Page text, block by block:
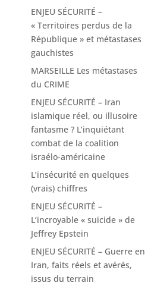
ENJEU SÉCURITÉ –
« Territoires perdus de la
République » et métastases
gauchistes
MARSEILLE Les métastases
du CRIME
ENJEU SÉCURITÉ – Iran
islamique réel, ou illusoire
fantasme ? L’inquiétant
combat de la coalition
israélo-américaine
L’insécurité en quelques
(vrais) chiffres
ENJEU SÉCURITÉ –
L’incroyable « suicide » de
Jeffrey Epstein
ENJEU SÉCURITÉ – Guerre en
Iran, faits réels et avérés,
issus du terrain